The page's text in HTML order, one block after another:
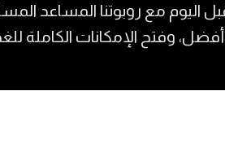
اليوم مع روبوتنا المساعد
وفتح الإمكانات الكاملة